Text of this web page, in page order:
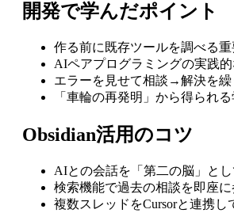
開発で学んだポイント
作る前に既存ツールを調べる重
AIペアプログラミングの実践
エラーを見せて相談→解決を
「車輪の再発明」から得られ
Obsidian活用のコツ
AIとの会話を「第二の脳」と
検索機能で過去の相談を即座に
複数スレッドをCursorと連携し